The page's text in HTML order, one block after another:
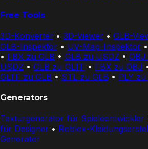
Free Tools
3D-Konverter • 3D-Viewer • GLB-
GLB-Inspektor • UV-Map-Inspektor •
• FBX zu GLB • GLB zu USDZ • OBJ
USDZ • GLB zu GLTF • FBX zu OBJ
GLTF zu GLB • STL zu GLB • PLY zu
Generators
Texturgenerator für Spieleentwickler
für Designer • Roblox-
Generator